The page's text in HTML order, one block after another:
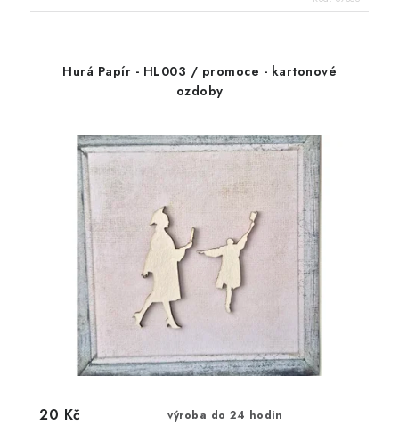
Hurá Papír - HL003 / promoce - kartonové
ozdoby
výroba do 24 hodin
20 Kč